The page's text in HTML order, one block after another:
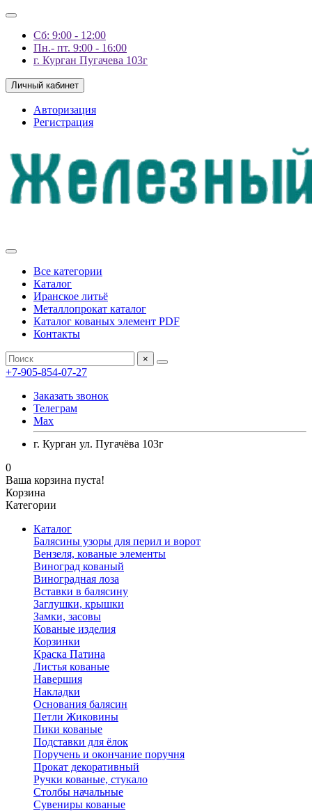
Сб: 9:00 - 12:00
Пн.- пт. 9:00 - 16:00
г. Курган Пугачева 103г
Личный кабинет
Авторизация
Регистрация
Все категории
Каталог
Иранское литьё
Металлопрокат каталог
Каталог кованых элемент PDF
Контакты
×
+7-905-854-07-27
Заказать звонок
Телеграм
Max
г. Курган ул. Пугачёва 103г
0
Ваша корзина пуста!
Корзина
Категории
Каталог
Балясины узоры для перил и ворот
Вензеля, кованые элементы
Виноград кованый
Виноградная лоза
Вставки в балясину
Заглушки, крышки
Замки, засовы
Кованые изделия
Корзинки
Краска Патина
Листья кованые
Навершия
Накладки
Основания балясин
Петли Жиковины
Пики кованые
Подставки для ёлок
Поручень и окончание поручня
Прокат декоративный
Ручки кованые, стукало
Столбы начальные
Сувениры кованые